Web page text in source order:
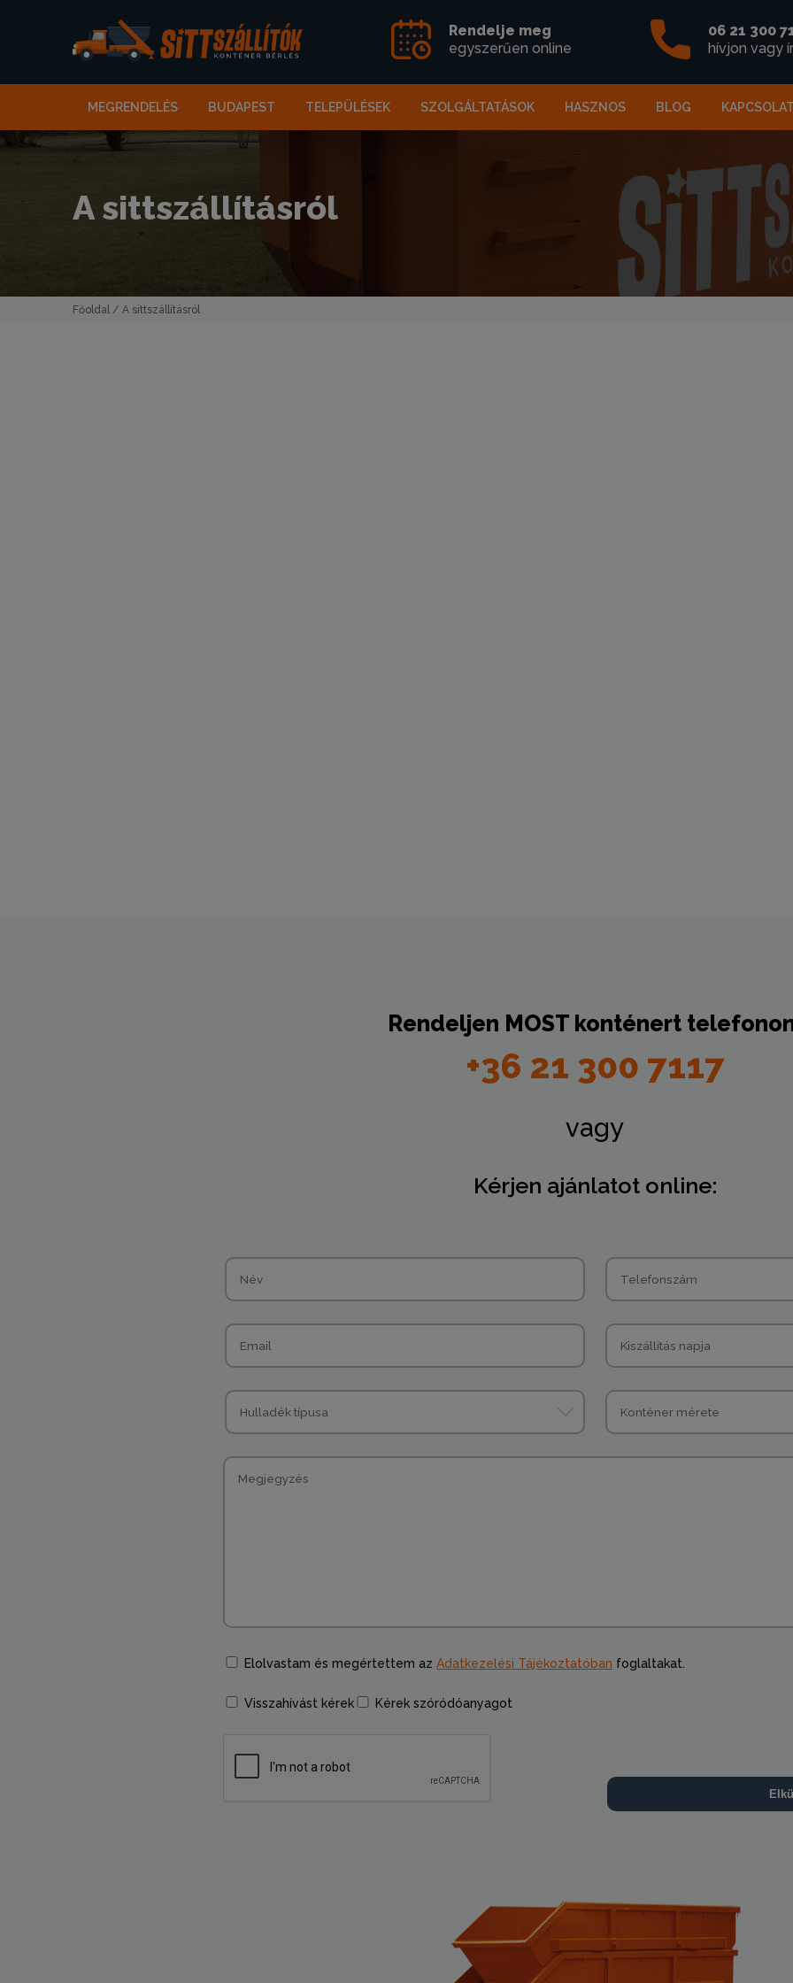
Rendelje meg
egyszerűen online
06 21 300
hívjon vagy
MEGRENDELÉS BUDAPEST TELEPÜLÉSEK SZOLGÁLTATÁSOK HASZNOS BLOG
A sittszállításról
Főoldal / A sittszállításról
Rendeljen MOST konténert
+36 21 300 7117
vagy
Kérjen ajánlatot online:
Elolvastam és megértettem az Adatkezelési Tájékoztatóban foglaltakat.
Visszahívást kérek Kérek szóródóanyagot